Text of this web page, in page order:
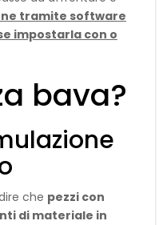
tramite software
impostarla con o
bava?
che pezzi con
di materiale in